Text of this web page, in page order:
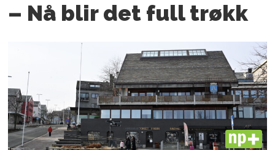
– Nå blir det full trøkk
PLUS